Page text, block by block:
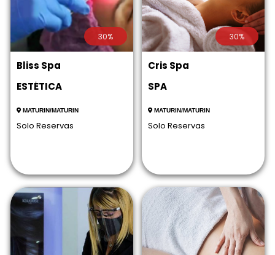
30%
Bliss Spa
ESTÉTICA
MATURIN/MATURIN
Solo Reservas
30%
Cris Spa
SPA
MATURIN/MATURIN
Solo Reservas